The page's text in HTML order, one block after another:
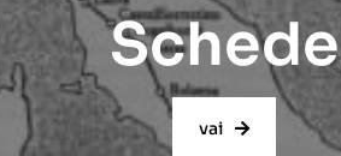
Schede
vai